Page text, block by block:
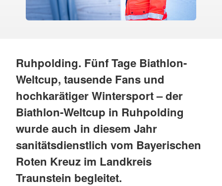
Ruhpolding. Fünf Tage Biathlon-
Weltcup, tausende Fans und
hochkarätiger Wintersport – der
Biathlon-Weltcup in Ruhpolding
wurde auch in diesem Jahr
sanitätsdienstlich vom Bayerischen
Roten Kreuz im Landkreis
Traunstein begleitet.